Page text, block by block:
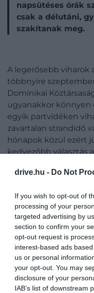
drive.hu - Do Not
If you wish to opt-out of
processing of your
targeted advertising by
section to confirm your
opt-out request is
interest-based ads
us or personal
your opt-out. You may
disclosure of your
IAB’s list of downstream
napsütéses órák
csak a délutáni,
szakítanak meg.
A legerősebb viharok
többnyire
Dominikai
ugyanakkor könnyen
egyik partvidéken
zavartalan strandidő
hónapok közül ezért
kedvezőbb választás